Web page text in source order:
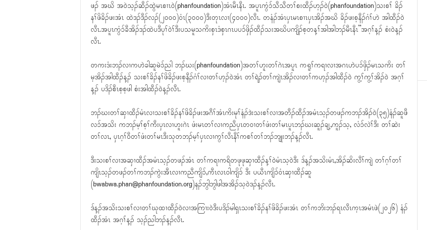
ဖၣ် အဃိ အဝဲသ့ၣ်ဆီၣ်ထွဲမၤစၢၤဝဲ(phanfoundation)အံၤမီၤနီၤ. အပူၤကွံၥ်သီသီတၢ်စးထီၣ်ဟ့ၣ်ဝဲ(phanfoundation)သးစၢ် ခိၣ်
နၢ်ဖိခိၣ်ဖးအံၤ ထဲဒၣ်ဒီၣ်လၣ်(၂၀၀၀)ဝံၤ(၃၀၀၀)ဒီးတုၤလၢ(၄၀၀၀)လီၤ. တနံၣ်အံၤပှၤမၤစၢၤပှၤအိၣ်အဃိ ခိၣ်ဖးစ့နီၣ်ဂံၢ်ဟဲ အါထီၣ်ဝဲ
လီၤ.အပူၤကွံၥ်ခီအိၣ်ဒၣ်ထဲပဒီပုၢ်ဝဲၢ်ဒီးပသမူသကိးစှၤဒံစှၤဂၤပပၥ်ဖှိၣ်ထီၣ်သးအဃိပကျိၣ်စ့တန့ၢ်အါအါဘၣ်မီၤနီၤ”အဂ့ၢ်န့ၣ် စံးဝဲန့ၣ်
လီၤ.
တကးဒံးဘၣ်လၢကဟဲခါဆူမဲၥ်ညါ ဘၣ်ဃး(phanfoundation)အတၢ်ဟူးတၢ်ဂဲၤအပူၤ ကရူၢ်ကရၢလၢအဂၤဟဲပၥ်ဖှိၣ်မၤသကိး တၢ်
မ့အိၣ်အါထီၣ်န့ၣ် သးစၢ်ခိၣ်နၢ်ဖိခိၣ်ဖးစ့နီၣ်ဂံၢ်လၢတၢ်ဟ့ၣ်ဝဲအံၤ တၢ်ရဲၣ်တၢ်ကျဲၤအိၣ်လၢတၢ်ကဟ့ၣ်အါထီၣ်ဝဲ ကွ့ၢ်ကွ့ၢ်အိၣ်ဝဲ အဂ့ၢ်
န့ၣ် ပဒိၣ်စီၤစ့စ့ဖါ စံးအါထီၣ်ဝဲန့ၣ်လီၤ.
ဘၣ်ဃးတၢ်ဆှၢထီၣ်မံၤလၢသးစၢ်ခိၣ်နၢ်ဖိခိၣ်ဖးအဂီၢ်အံၤကိးမုၢ်နံၣ်ဒဲးသးစၢ်လၢအတီၣ်ထီၣ်အမံၤသ့ၣ်တဖၣ်ကဘၣ်အိၣ်ဝဲ(၃၅)နံၣ်ဆူဖီ
လၥ်အသိး ကဘၣ်မ့ၢ်စ့ၢ်ကီးပှၤလၢဟူးဂဲၤ ဖံးမၤတၢ်လၢကညီပှၤတဝၢတၢ်ဖံးတၢ်မၤပူၤဘၣ်ဃးဆူၣ်ချ့,ကူၣ်သ့, လံၥ်လဲၢ်ဒီး တၢ်ဆဲး
တၢ်လၤ, ပှၤဂ့ၢ်ဝီတၢ်ဖံးတၢ်မၤဒီးသုတဘၣ်မ့ၢ်ပှၤလၢကွၢ်လီၤနီၢ်ကစၢ်တၢ်ဘၣ်ဘျုးဘၣ်န့ၣ်လီၤ.
ဒီးသးစၢ်လၢအဆှၢထီၣ်အမံၤသ့ၣ်တဖၣ်အံၤ တၢ်ကရၢကရိတဖုဖုဆှၢထီၣ်န့ၢ်ဝဲမံၤသ့ဝဲဒီး ဒ်န့ၣ်အသိးမံၤ,အိၣ်ဆိးလီၢ်ကျဲ တၢ်ဂ့ၢ်တၢ်
ကျိၤသ့ၣ်တဖၣ်တၢ်ကဘၣ်ကွဲးအီၤလၢကညီကျိၥ်,ကီၤလၤဝါကျိၥ် ဒီး ပယီၤကျိၥ်ဝံၤဆှၢထီၣ်ဆူ
(bwabwa.phan@phanfoundation.org)နၣ်ဘွါဘွါဖါအအိၣ်သ့ဝဲဒၣ်န့ၣ်လီၤ.
ဒ်န့ၣ်အသိးသးစၢ်လၢတၢ်ဃုထၢထီၣ်ဝဲလၢအကြၢးဝဲဒီးပဒိၣ်မါရှၤသးစၢ်ခိၣ်နၢ်ဖိခိၣ်ဖးအံၤ တၢ်ကဘိးဘၣ်ရၤလီၤက့ၤအမံၤဖဲ(၂၀၂၆) နံၣ်
ထီၣ်အံၤ အဂ့ၢ်န့ၣ် သ့ၣ်ညါဘၣ်န့ၣ်လီၤ.